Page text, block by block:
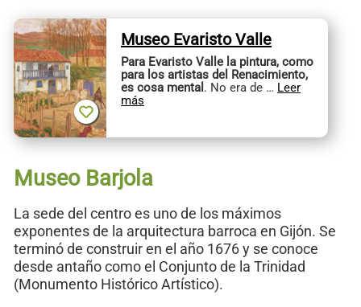
Museo Evaristo Valle
Para Evaristo Valle la pintura, como
para los artistas del Renacimiento,
es cosa mental . No era de … Leer
más
Museo Barjola
La sede del centro es uno de los máximos
exponentes de la arquitectura barroca en Gijón. Se
terminó de construir en el año 1676 y se conoce
desde antaño como el Conjunto de la Trinidad
(Monumento Histórico Artístico).